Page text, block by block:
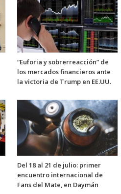
“Euforia y sobrerreacción” de
los mercados financieros ante
la victoria de Trump en EE.UU.
Del 18 al 21 de julio: primer
encuentro internacional de
Fans del Mate, en Daymán